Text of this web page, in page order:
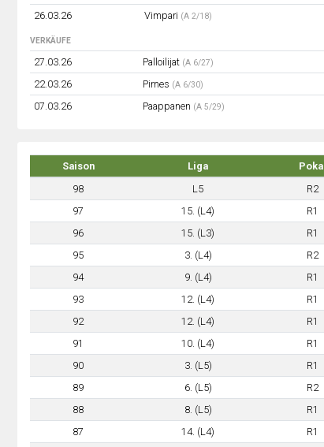
26.03.26
Vimpari (A 2/18)
VERKÄUFE
27.03.26 Palloilijat (A 6/27)
22.03.26
Pirnes (A 6/30)
07.03.26
Paappanen (A 5/29)
Saison Liga Pokal
98
L5 R2
97
15. (L4) R1
96
15. (L3) R1
95
3. (L4) R2
94
9. (L4) R1
93
12. (L4) R1
92
12. (L4) R1
91
10. (L4) R1
90
3. (L5) R1
89
6. (L5) R2
88
8. (L5) R1
87
14. (L4) R1